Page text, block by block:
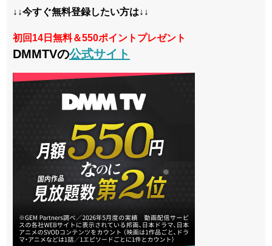
↓↓今すぐ無料登録したい方は↓↓
初回14日無料＆550ポイントプレゼント
DMMTVの公式サイト